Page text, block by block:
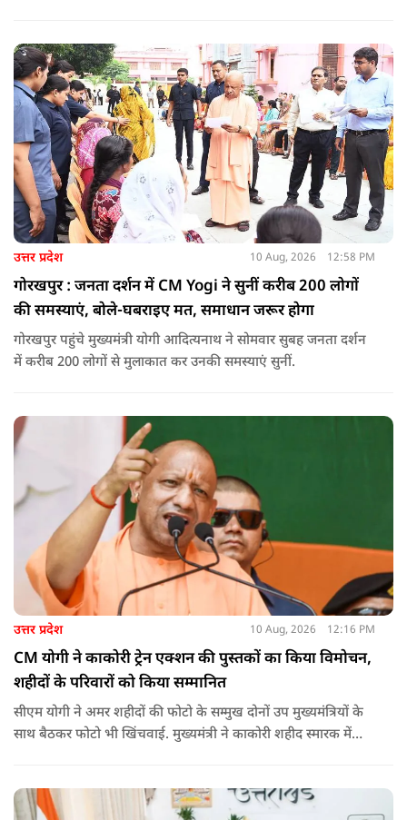
क्रिएटर बन रहे हैं देश के युवा.
उत्तर प्रदेश 10 Aug, 2026 12:58 PM
गोरखपुर : जनता दर्शन में CM Yogi ने सुनीं करीब 200 लोगों
की समस्याएं, बोले-घबराइए मत, समाधान जरूर होगा
गोरखपुर पहुंचे मुख्यमंत्री योगी आदित्यनाथ ने सोमवार सुबह जनता दर्शन
में करीब 200 लोगों से मुलाकात कर उनकी समस्याएं सुनीं.
उत्तर प्रदेश 10 Aug, 2026 12:16 PM
CM योगी ने काकोरी ट्रेन एक्शन की पुस्तकों का किया विमोचन,
शहीदों के परिवारों को किया सम्मानित
सीएम योगी ने अमर शहीदों की फोटो के सम्मुख दोनों उप मुख्यमंत्रियों के
साथ बैठकर फोटो भी खिंचवाई. मुख्यमंत्री ने काकोरी शहीद स्मारक में
लोगों को बलिदानियों/राष्ट्रनायकों के कृतित्व-व्यक्तित्व आदि के बारे में भी